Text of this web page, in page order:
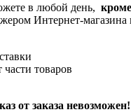
в любой день, кроме
Интернет-магазина
части товаров
от заказа невозможен!